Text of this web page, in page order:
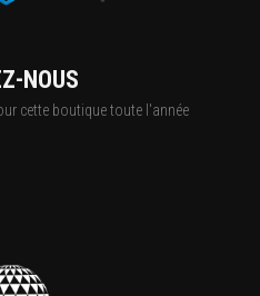
NOUS
cette boutique toute l'année